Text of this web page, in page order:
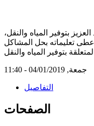
بتوفير المياه والنقل،
تعليماته بحل المشاكل
جمعة, 04/01/2019 - 11:40
التفاصيل
الصفحات